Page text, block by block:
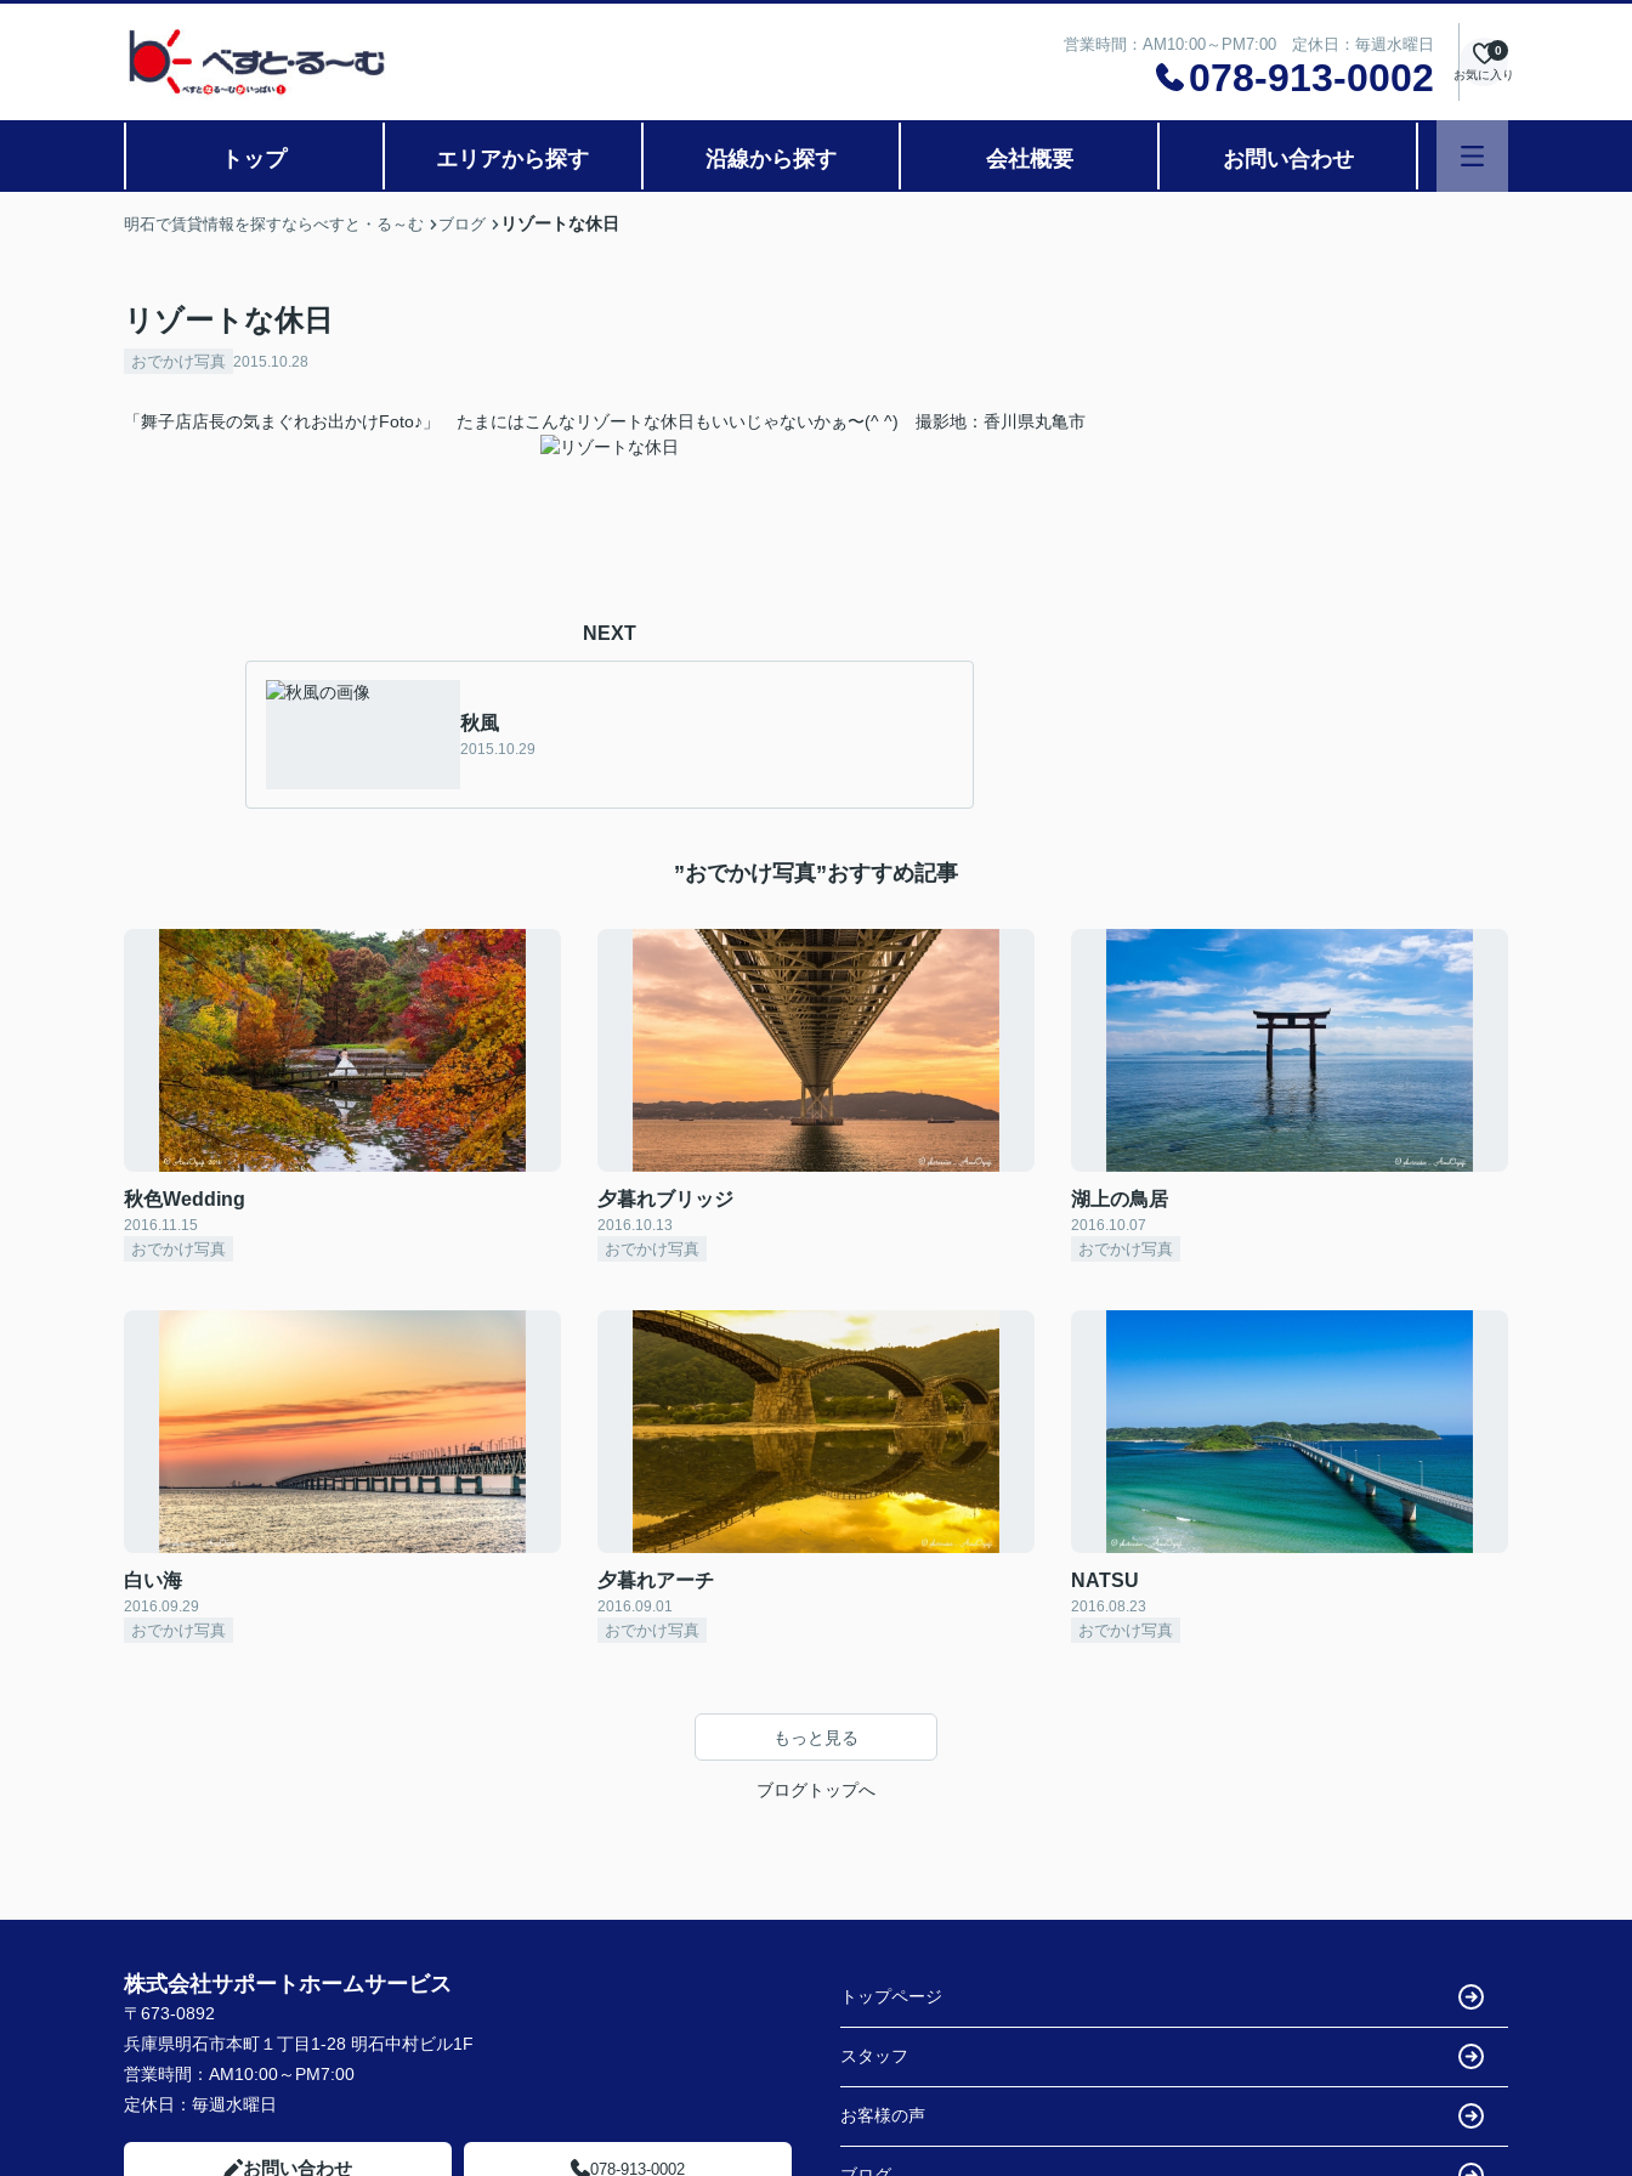
営業時間：AM10:00～PM7:00 定休日：毎週水曜日
078-913-0002 お気に入り
0
トップ エリアから探す 沿線から探す 会社概要 お問い合わせ
明石で賃貸情報を探すならべすと・る～む ブログ リゾートな休日
リゾートな休日
おでかけ写真 2015.10.28
「舞子店店長の気まぐれお出かけFoto♪」 たまにはこんなリゾートな休日もいいじゃないかぁ〜(^ ^) 撮影地：香川県丸亀市
NEXT
秋風
2015.10.29
”おでかけ写真”おすすめ記事
秋色Wedding
2016.11.15
おでかけ写真
夕暮れブリッジ
2016.10.13
おでかけ写真
湖上の鳥居
2016.10.07
おでかけ写真
白い海
2016.09.29
おでかけ写真
夕暮れアーチ
2016.09.01
おでかけ写真
NATSU
2016.08.23
おでかけ写真
もっと見る
ブログトップへ
株式会社サポートホームサービス
〒673-0892
兵庫県明石市本町１丁目1-28 明石中村ビル1F
営業時間： AM10:00～PM7:00
定休日： 毎週水曜日
お問い合わせ 078-913-0002
トップページ
スタッフ
お客様の声